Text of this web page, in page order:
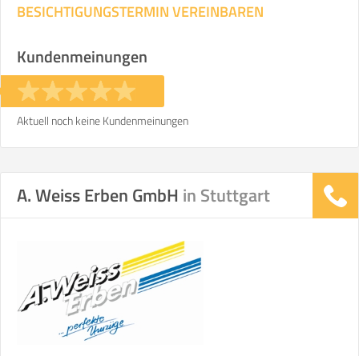
BESICHTIGUNGSTERMIN VEREINBAREN
Kundenmeinungen
Aktuell noch keine Kundenmeinungen
A. Weiss Erben GmbH in Stuttgart